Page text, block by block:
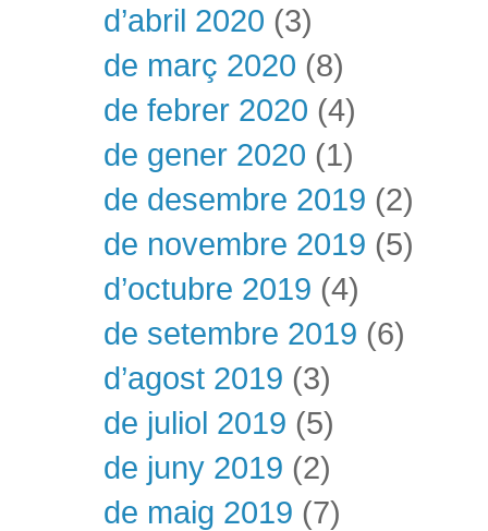
d’abril 2020 (3)
de març 2020 (8)
de febrer 2020 (4)
de gener 2020 (1)
de desembre 2019 (2)
de novembre 2019 (5)
d’octubre 2019 (4)
de setembre 2019 (6)
d’agost 2019 (3)
de juliol 2019 (5)
de juny 2019 (2)
de maig 2019 (7)